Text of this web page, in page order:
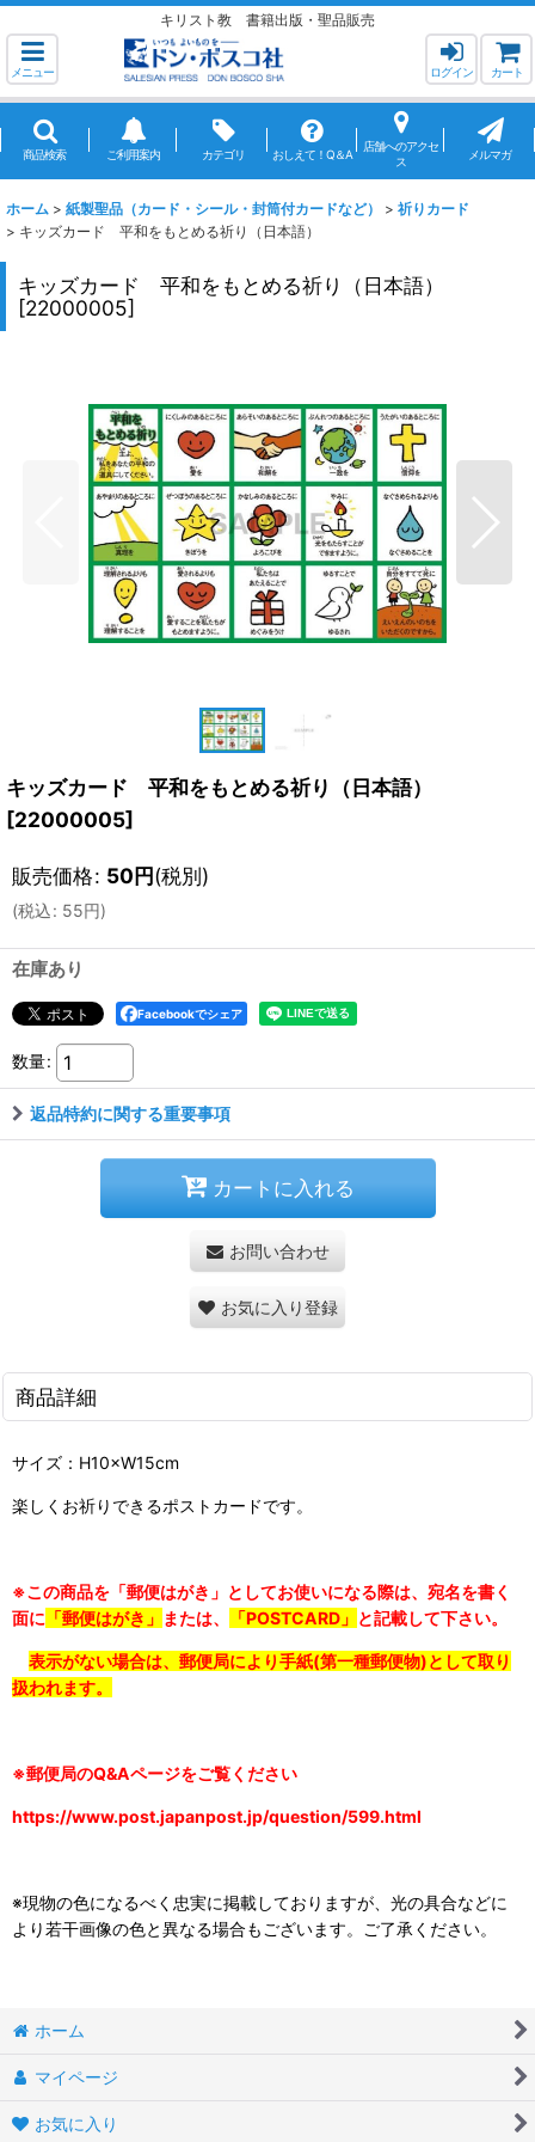
キリスト教 書籍出版・聖品販売
メニュー ログイン カート
商品検索 ご利用案内 カテゴリ おしえて！Q＆A
店舗へのアクセ
ス
メルマガ
ホーム > 紙製聖品（カード・シール・封筒付カードなど） > 祈りカード
> キッズカード 平和をもとめる祈り（日本語）
キッズカード 平和をもとめる祈り（日本語）
[22000005]
キッズカード 平和をもとめる祈り（日本語）
[22000005]
販売価格: 50円(税別)
(税込: 55円)
在庫あり
Facebookでシェア
数量:
返品特約に関する重要事項
カートに入れる
お問い合わせ
お気に入り登録
商品詳細
サイズ：H10×W15cm
楽しくお祈りできるポストカードです。
※この商品を「郵便はがき」としてお使いになる際は、宛名を書く
面に 「郵便はがき」 または、 「POSTCARD」 と記載して下さい。
表示がない場合は、郵便局により手紙(第一種郵便物)として取り
扱われます。
※郵便局のQ&Aページをご覧ください
https://www.post.japanpost.jp/question/599.html
※現物の色になるべく忠実に掲載しておりますが、光の具合などに
より若干画像の色と異なる場合もございます。ご了承ください。
ホーム
マイページ
お気に入り